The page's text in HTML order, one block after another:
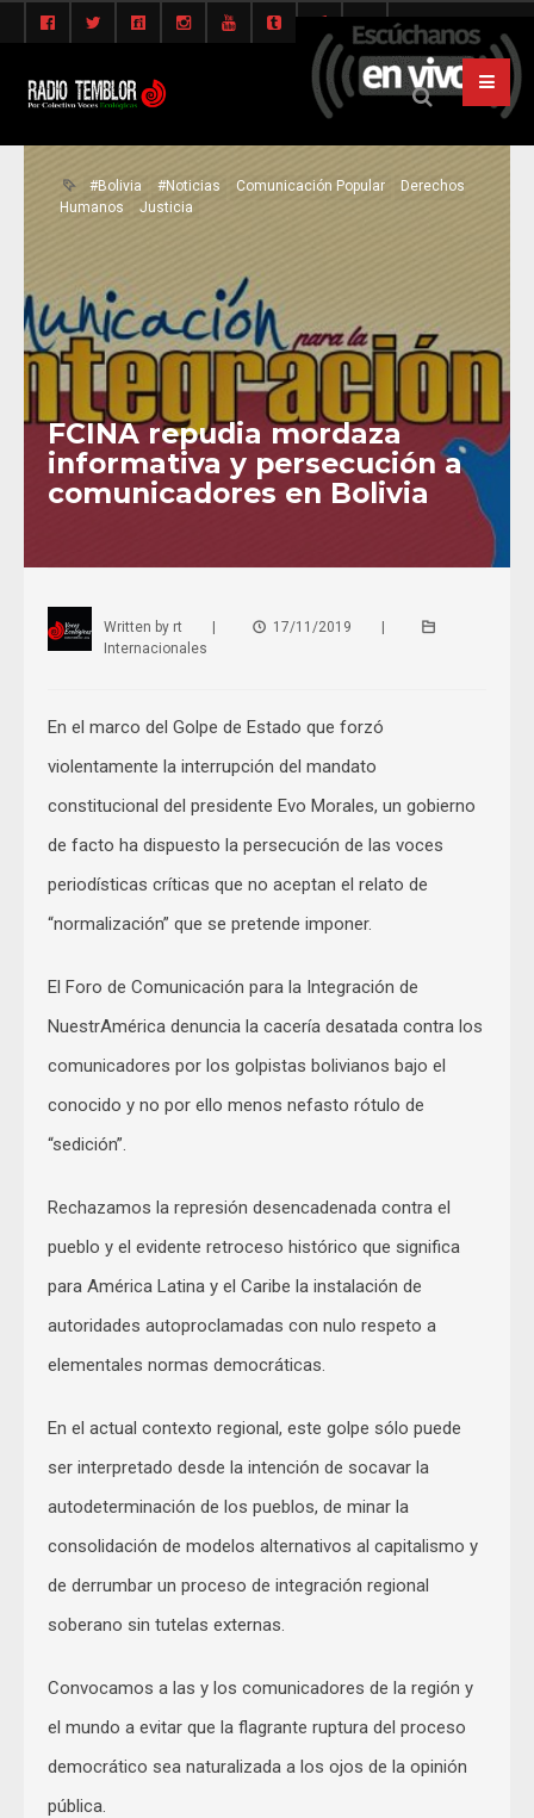
#Bolivia #Noticias Comunicación Popular
Derechos
Humanos
Justicia
FCINA repudia mordaza
informativa y persecución a
comunicadores en Bolivia
Written by rt | 17/11/2019
|
Internacionales
En el marco del Golpe de Estado que forzó
violentamente la interrupción del mandato
constitucional del presidente Evo Morales, un gobierno
de facto ha dispuesto la persecución de las voces
periodísticas críticas que no aceptan el relato de
“normalización” que se pretende imponer.
El Foro de Comunicación para la Integración de
NuestrAmérica denuncia la cacería desatada contra los
comunicadores por los golpistas bolivianos bajo el
conocido y no por ello menos nefasto rótulo de
“sedición”.
Rechazamos la represión desencadenada contra el
pueblo y el evidente retroceso histórico que significa
para América Latina y el Caribe la instalación de
autoridades autoproclamadas con nulo respeto a
elementales normas democráticas.
En el actual contexto regional, este golpe sólo puede
ser interpretado desde la intención de socavar la
autodeterminación de los pueblos, de minar la
consolidación de modelos alternativos al capitalismo y
de derrumbar un proceso de integración regional
soberano sin tutelas externas.
Convocamos a las y los comunicadores de la región y
el mundo a evitar que la flagrante ruptura del proceso
democrático sea naturalizada a los ojos de la opinión
pública.